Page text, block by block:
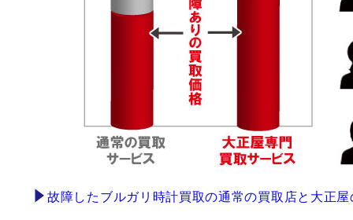
故障したブルガリ時計買取の通常の買取店と大正